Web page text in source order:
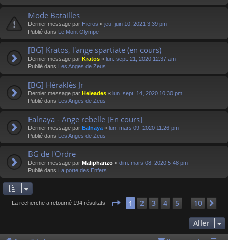
Mode Batailles
Dernier message par Hieros « jeu. juin 10, 2021 3:39 pm
Publié dans Le Mont Olympe
[BG] Kratos, l'ange spartiate (en cours)
Dernier message par Kratos « lun. sept. 21, 2020 12:37 am
Publié dans Les Anges de Zeus
[BG] Héraklès Jr
Dernier message par Heleades « lun. sept. 14, 2020 10:30 pm
Publié dans Les Anges de Zeus
Ealnaya - Ange rebelle [En cours]
Dernier message par Ealnaya « lun. mars 09, 2020 11:26 pm
Publié dans Les Anges de Zeus
BG de l'Ordre
Dernier message par Maliphanzo « dim. mars 08, 2020 5:48 pm
Publié dans La porte des Enfers
La recherche a retourné 194 résultats Page 1sur 10
1 2 3 4 5 10
Aller